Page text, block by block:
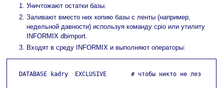
Уничтожают остатки базы.
Заливают вместо них копию базы с ленты (например,
недельной давности) используя команду cpio или утилиту
INFORMIX dbimport.
Входят в среду INFORMIX и выполняют операторы:
   DATABASE kadry  EXCLUSIVE       # чтобы никто не лез